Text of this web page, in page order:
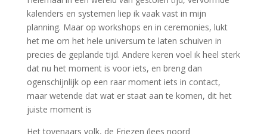
kalenders en systemen liep ik vaak vast in mijn
planning. Maar op workshops en in ceremonies, lukt
het me om het hele universum te laten schuiven in
precies de geplande tijd. Andere keren voel ik heel sterk
dat nu het moment is voor iets, en breng dan
ogenschijnlijk op een raar moment iets in contact,
maar wetende dat wat er staat aan te komen, dit het
juiste moment is
Het tovenaars volk, de Friezen (lees noord